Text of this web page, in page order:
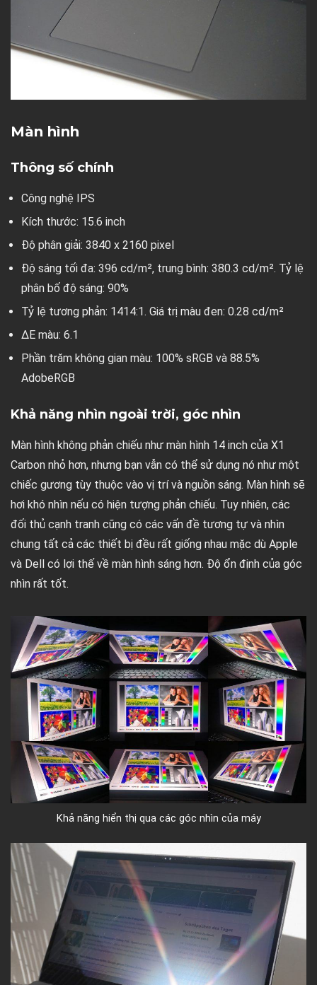
Màn hình
Thông số chính
Công nghệ IPS
Kích thước: 15.6 inch
Độ phân giải: 3840 x 2160 pixel
Độ sáng tối đa: 396 cd/m², trung bình: 380.3 cd/m². Tỷ lệ
phân bố độ sáng: 90%
Tỷ lệ tương phản: 1414:1. Giá trị màu đen: 0.28 cd/m²
ΔE màu: 6.1
Phần trăm không gian màu: 100% sRGB và 88.5%
AdobeRGB
Khả năng nhìn ngoài trời, góc nhìn
Màn hình không phản chiếu như màn hình 14 inch của X1
Carbon nhỏ hơn, nhưng bạn vẫn có thể sử dụng nó như một
chiếc gương tùy thuộc vào vị trí và nguồn sáng. Màn hình sẽ
hơi khó nhìn nếu có hiện tượng phản chiếu. Tuy nhiên, các
đối thủ cạnh tranh cũng có các vấn đề tương tự và nhìn
chung tất cả các thiết bị đều rất giống nhau mặc dù Apple
và Dell có lợi thế về màn hình sáng hơn. Độ ổn định của góc
nhìn rất tốt.
Khả năng hiển thị qua các góc nhìn của máy